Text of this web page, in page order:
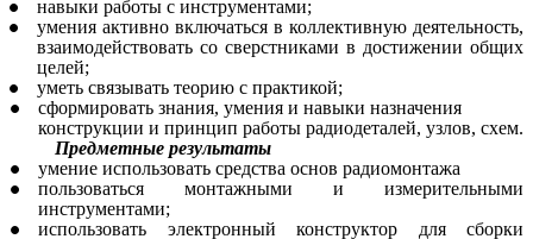
навыки работы с инструментами;
умения активно включаться в коллективную деятельность,
взаимодействовать со сверстниками в достижении общих
целей;
уметь связывать теорию с практикой;
сформировать знания, умения и навыки назначения
конструкции и принцип работы радиодеталей, узлов, схем.
Предметные результаты
умение использовать средства основ радиомонтажа
пользоваться монтажными и измерительными
инструментами;
использовать электронный конструктор для сборки